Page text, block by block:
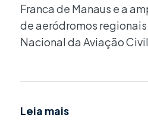
Franca de Manaus e a
de aeródromos
Nacional da Aviação
Leia mais